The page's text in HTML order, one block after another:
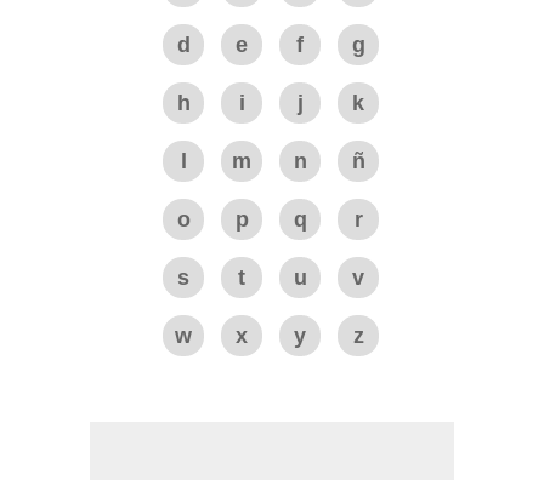
d e f g
h i j k
m n ñ
o p q r
s t u v
w x y z